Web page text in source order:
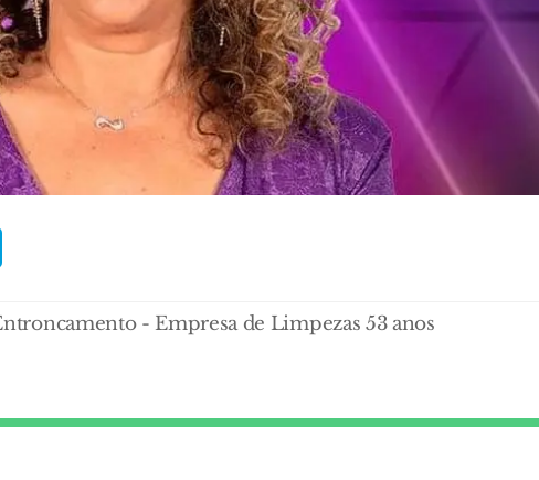
- Empresa de Limpezas 53 anos